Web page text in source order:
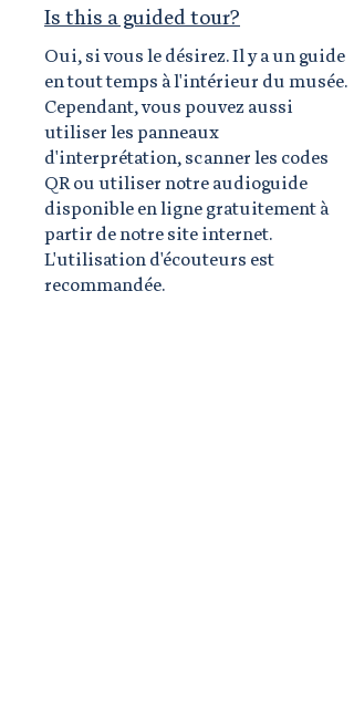
Is this a guided tour?
Oui, si vous le désirez. Il y a un guide
en tout temps à l'intérieur du musée.
Cependant, vous pouvez aussi
utiliser les panneaux
d'interprétation, scanner les codes
QR ou utiliser notre audioguide
disponible en ligne gratuitement à
partir de notre site internet.
L'utilisation d'écouteurs est
recommandée.